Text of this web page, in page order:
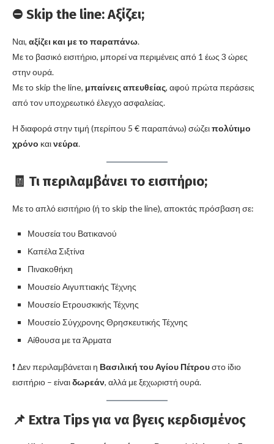
⛔ Skip the line: Αξίζει;
Ναι, αξίζει και με το παραπάνω.
Με το βασικό εισιτήριο, μπορεί να περιμένεις από 1 έως 3 ώρες
στην ουρά.
Με το skip the line, μπαίνεις απευθείας, αφού πρώτα περάσεις
από τον υποχρεωτικό έλεγχο ασφαλείας.
Η διαφορά στην τιμή (περίπου 5 € παραπάνω) σώζειπολύτιμο
χρόνο καινεύρα.
🧾 Τι περιλαμβάνει το εισιτήριο;
Με το απλό εισιτήριο (ή το skip the line), αποκτάς πρόσβαση σε:
Μουσεία του Βατικανού
Καπέλα Σιξτίνα
Πινακοθήκη
Μουσείο Αιγυπτιακής Τέχνης
Μουσείο Ετρουσκικής Τέχνης
Μουσείο Σύγχρονης Θρησκευτικής Τέχνης
Αίθουσα με τα Άρματα
❗ Δεν περιλαμβάνεται η Βασιλική του Αγίου Πέτρουστο ίδιο
εισιτήριο – είναιδωρεάν, αλλά με ξεχωριστή ουρά.
📌 Extra Tips για να βγεις κερδισμένος